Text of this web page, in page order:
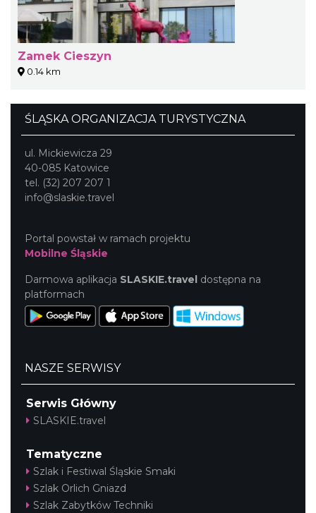
Zamek Cieszyn
0.14 km
ŚLĄSKA ORGANIZACJA TURYSTYCZNA
ul. Mickiewicza 29
40-085 Katowice
tel. (32) 207 207 1
info@slaskie.travel
Portal powstał w ramach projektu
Mobilne Śląskie
Darmowa aplikacja SLASKIE.travel dostępna na
platformach
NASZE SERWISY
Serwis Główny
SLASKIE.travel
Tematyczne
Szlak i Festiwal Śląskie Smaki
Szlak Orlich Gniazd
Szlak Zabytków Techniki